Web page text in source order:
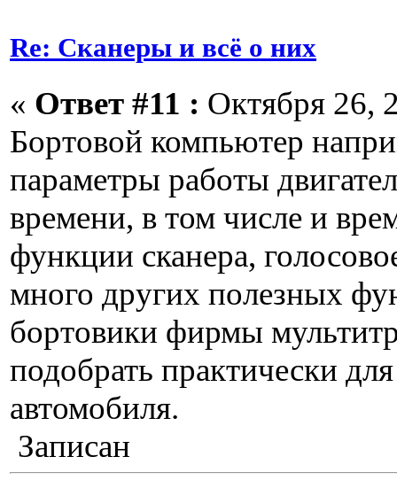
Re: Сканеры и всё о них
« Ответ #11 : Октября 26,
Бортовой компьютер
параметры работы
времени, в том числе и
функции сканера,
много других полезных
бортовики фирмы
подобрать практически
автомобиля.
Записан